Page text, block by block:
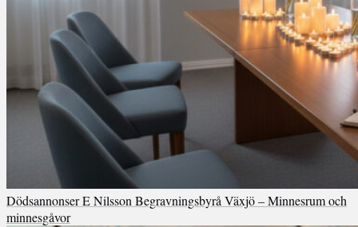
Dödsannonser E Nilsson Begravningsbyrå Växjö – Minnesrum och
minnesgåvor